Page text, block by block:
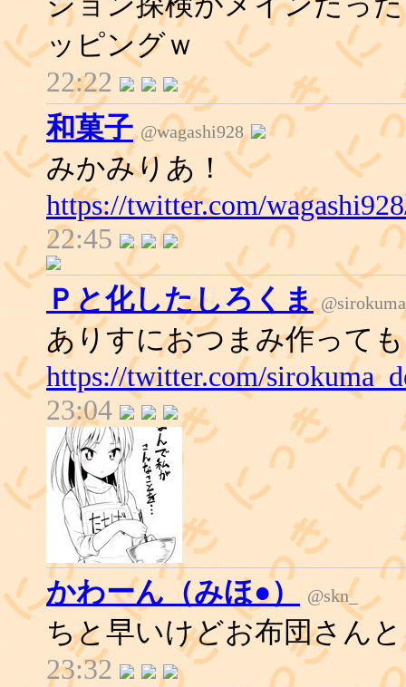
ッピングｗ
22:22
和菓子 @wagashi928
みかみりあ！
https://twitter.com/
22:45
Ｐと化したしろくま
ありすにおつまみ作って
https://twitter.com/
23:04
かわーん（みほ●） @skn_
ちと早いけどお布団さん
23:32